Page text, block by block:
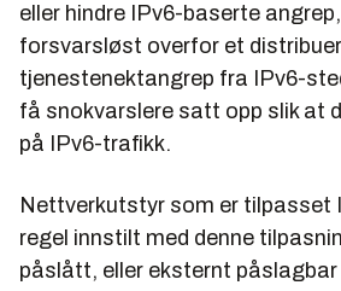
eller hindre IPv6-baserte
forsvarsløst overfor et
tjenestenektangrep fra IPv6-
få snokvarslere satt opp slik at
på IPv6-trafikk.
Nettverkutstyr som er tilpasset
regel innstilt med denne
påslått, eller eksternt